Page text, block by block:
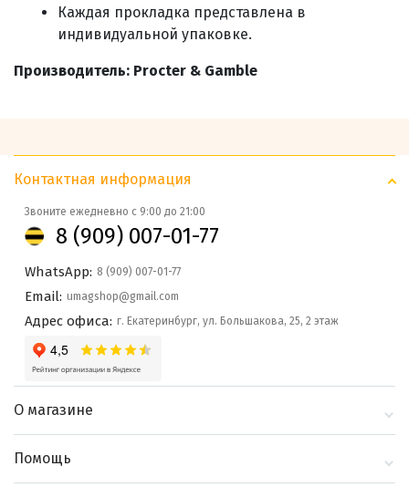
Каждая прокладка представлена в
индивидуальной упаковке.
Производитель: Procter & Gamble
Контактная информация
Звоните ежедневно с 9:00 до 21:00
8 (909) 007-01-77
WhatsApp: 8 (909) 007-01-77
Email: umagshop@gmail.com
Адрес офиса: г. Екатеринбург, ул. Большакова, 25, 2 этаж
О магазине
Помощь